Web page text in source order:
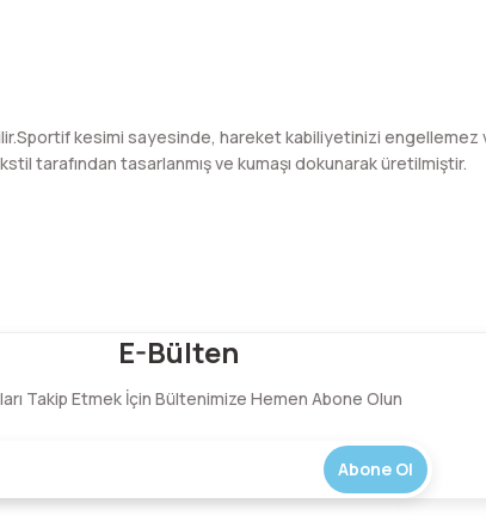
kesimi sayesinde, hareket kabiliyetinizi engellemez
tarafından tasarlanmış ve kumaşı dokunarak üretilmiştir.
Yorum Yaz
E-Bülten
Takip Etmek İçin Bültenimize Hemen Abone Olun
Abone Ol